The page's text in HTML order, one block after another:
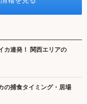
カ連発！ 関西エリアの
の捕食タイミング・居場